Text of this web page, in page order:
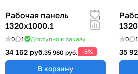
Рабочая панель
1320х1000.1
0 1 Доступно к заказу
34 162 руб.35 960 руб. -5%
В корзину
0 1
35